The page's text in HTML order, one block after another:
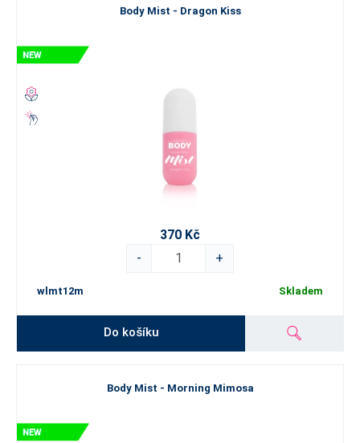
Body Mist - Dragon Kiss
370 Kč
-
+
wlmt12m Skladem
Do košíku
Body Mist - Morning Mimosa